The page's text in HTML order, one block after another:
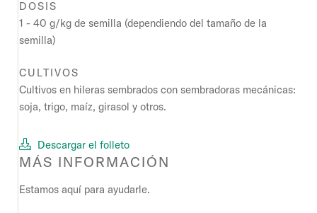
DOSIS
1 - 40 g/kg de semilla (dependiendo del tamaño de la
semilla)
CULTIVOS
Cultivos en hileras sembrados con sembradoras mecánicas:
soja, trigo, maíz, girasol y otros.
Descargar el folleto
MÁS INFORMACIÓN
Estamos aquí para ayudarle.